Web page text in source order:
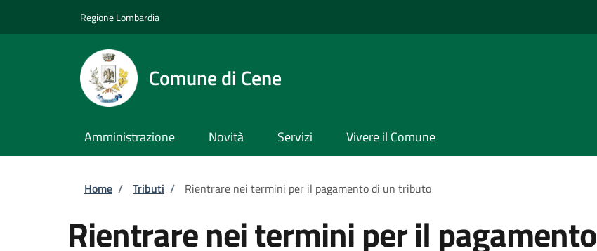
Regione Lombardia
Comune di Cene
Amministrazione Novità Servizi Vivere il Comune
Briciole di pane
Home / Tributi / Rientrare nei termini per il pagamento di un tributo
Rientrare nei termini per il pagamento